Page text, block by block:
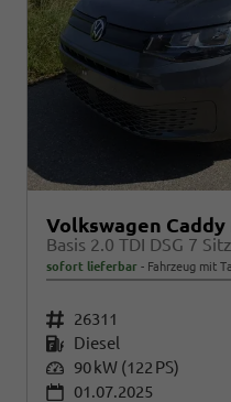
Volkswagen Caddy
Basis 2.0 TDI DSG 7
sofort lieferbar Fahrzeug mit
Fahrzeugnr. 26311
Kraftstoff Diesel
Leistung 90 kW (122 PS)
01.07.2025